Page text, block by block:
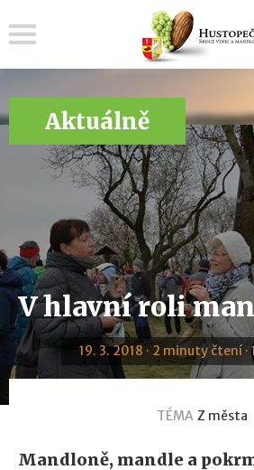
Aktuálně
V hlavní roli
19. 3. 2018 · 2 minuty čtení
TÉMA Z města
Mandloně, mandle a